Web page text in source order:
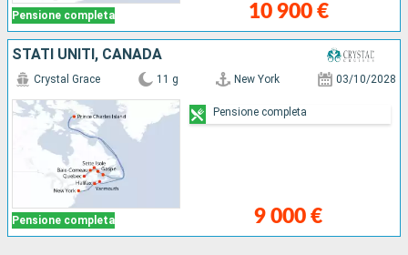
Pensione completa 10 900 €
STATI UNITI, CANADA
Pensione completa
Crystal Grace 11 g New York 03/10/2028
9 000 €
Pensione completa